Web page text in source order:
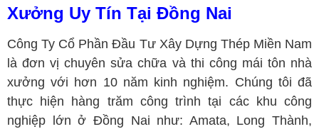
Xưởng Uy Tín Tại Đồng Nai
Công Ty Cổ Phần Đầu Tư Xây Dựng Thép Miền Nam
là đơn vị chuyên sửa chữa và thi công mái tôn nhà
xưởng với hơn 10 năm kinh nghiệm. Chúng tôi đã
thực hiện hàng trăm công trình tại các khu công
nghiệp lớn ở Đồng Nai như: Amata, Long Thành,